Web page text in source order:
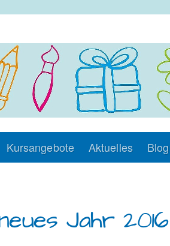
Kursangebote Aktuelles Blog
Jahr 2016